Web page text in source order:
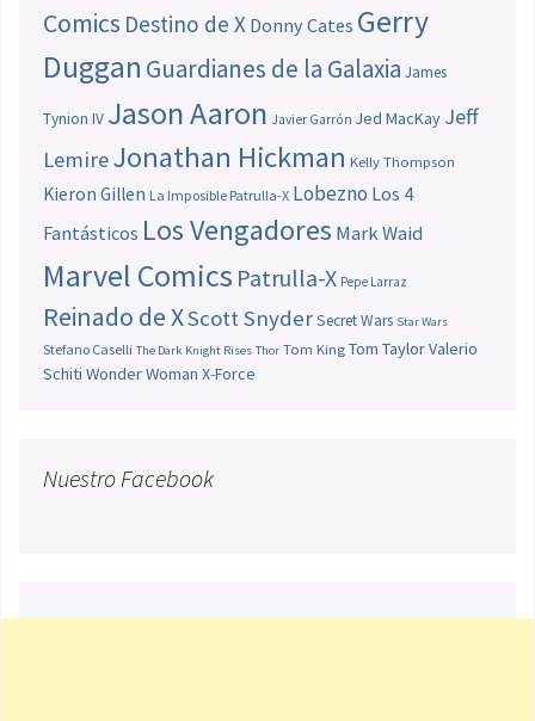
Comics Destino de X Donny Cates Gerry
Duggan Guardianes de la Galaxia James
Tynion IV Jason Aaron Javier Garrón Jed MacKay Jeff
LemireJonathan Hickman Kelly Thompson
Kieron Gillen La Imposible Patrulla-X Lobezno Los 4
Fantásticos Los Vengadores Mark Waid
Marvel Comics Patrulla-X Pepe Larraz
Reinado de XScott SnyderSecret Wars Star Wars
Stefano Caselli The Dark Knight Rises Thor Tom King Tom TaylorValerio
Schiti Wonder Woman X-Force
Nuestro Facebook